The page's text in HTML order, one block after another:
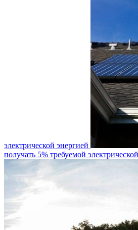
электрической энергией
получать 5% требуемой